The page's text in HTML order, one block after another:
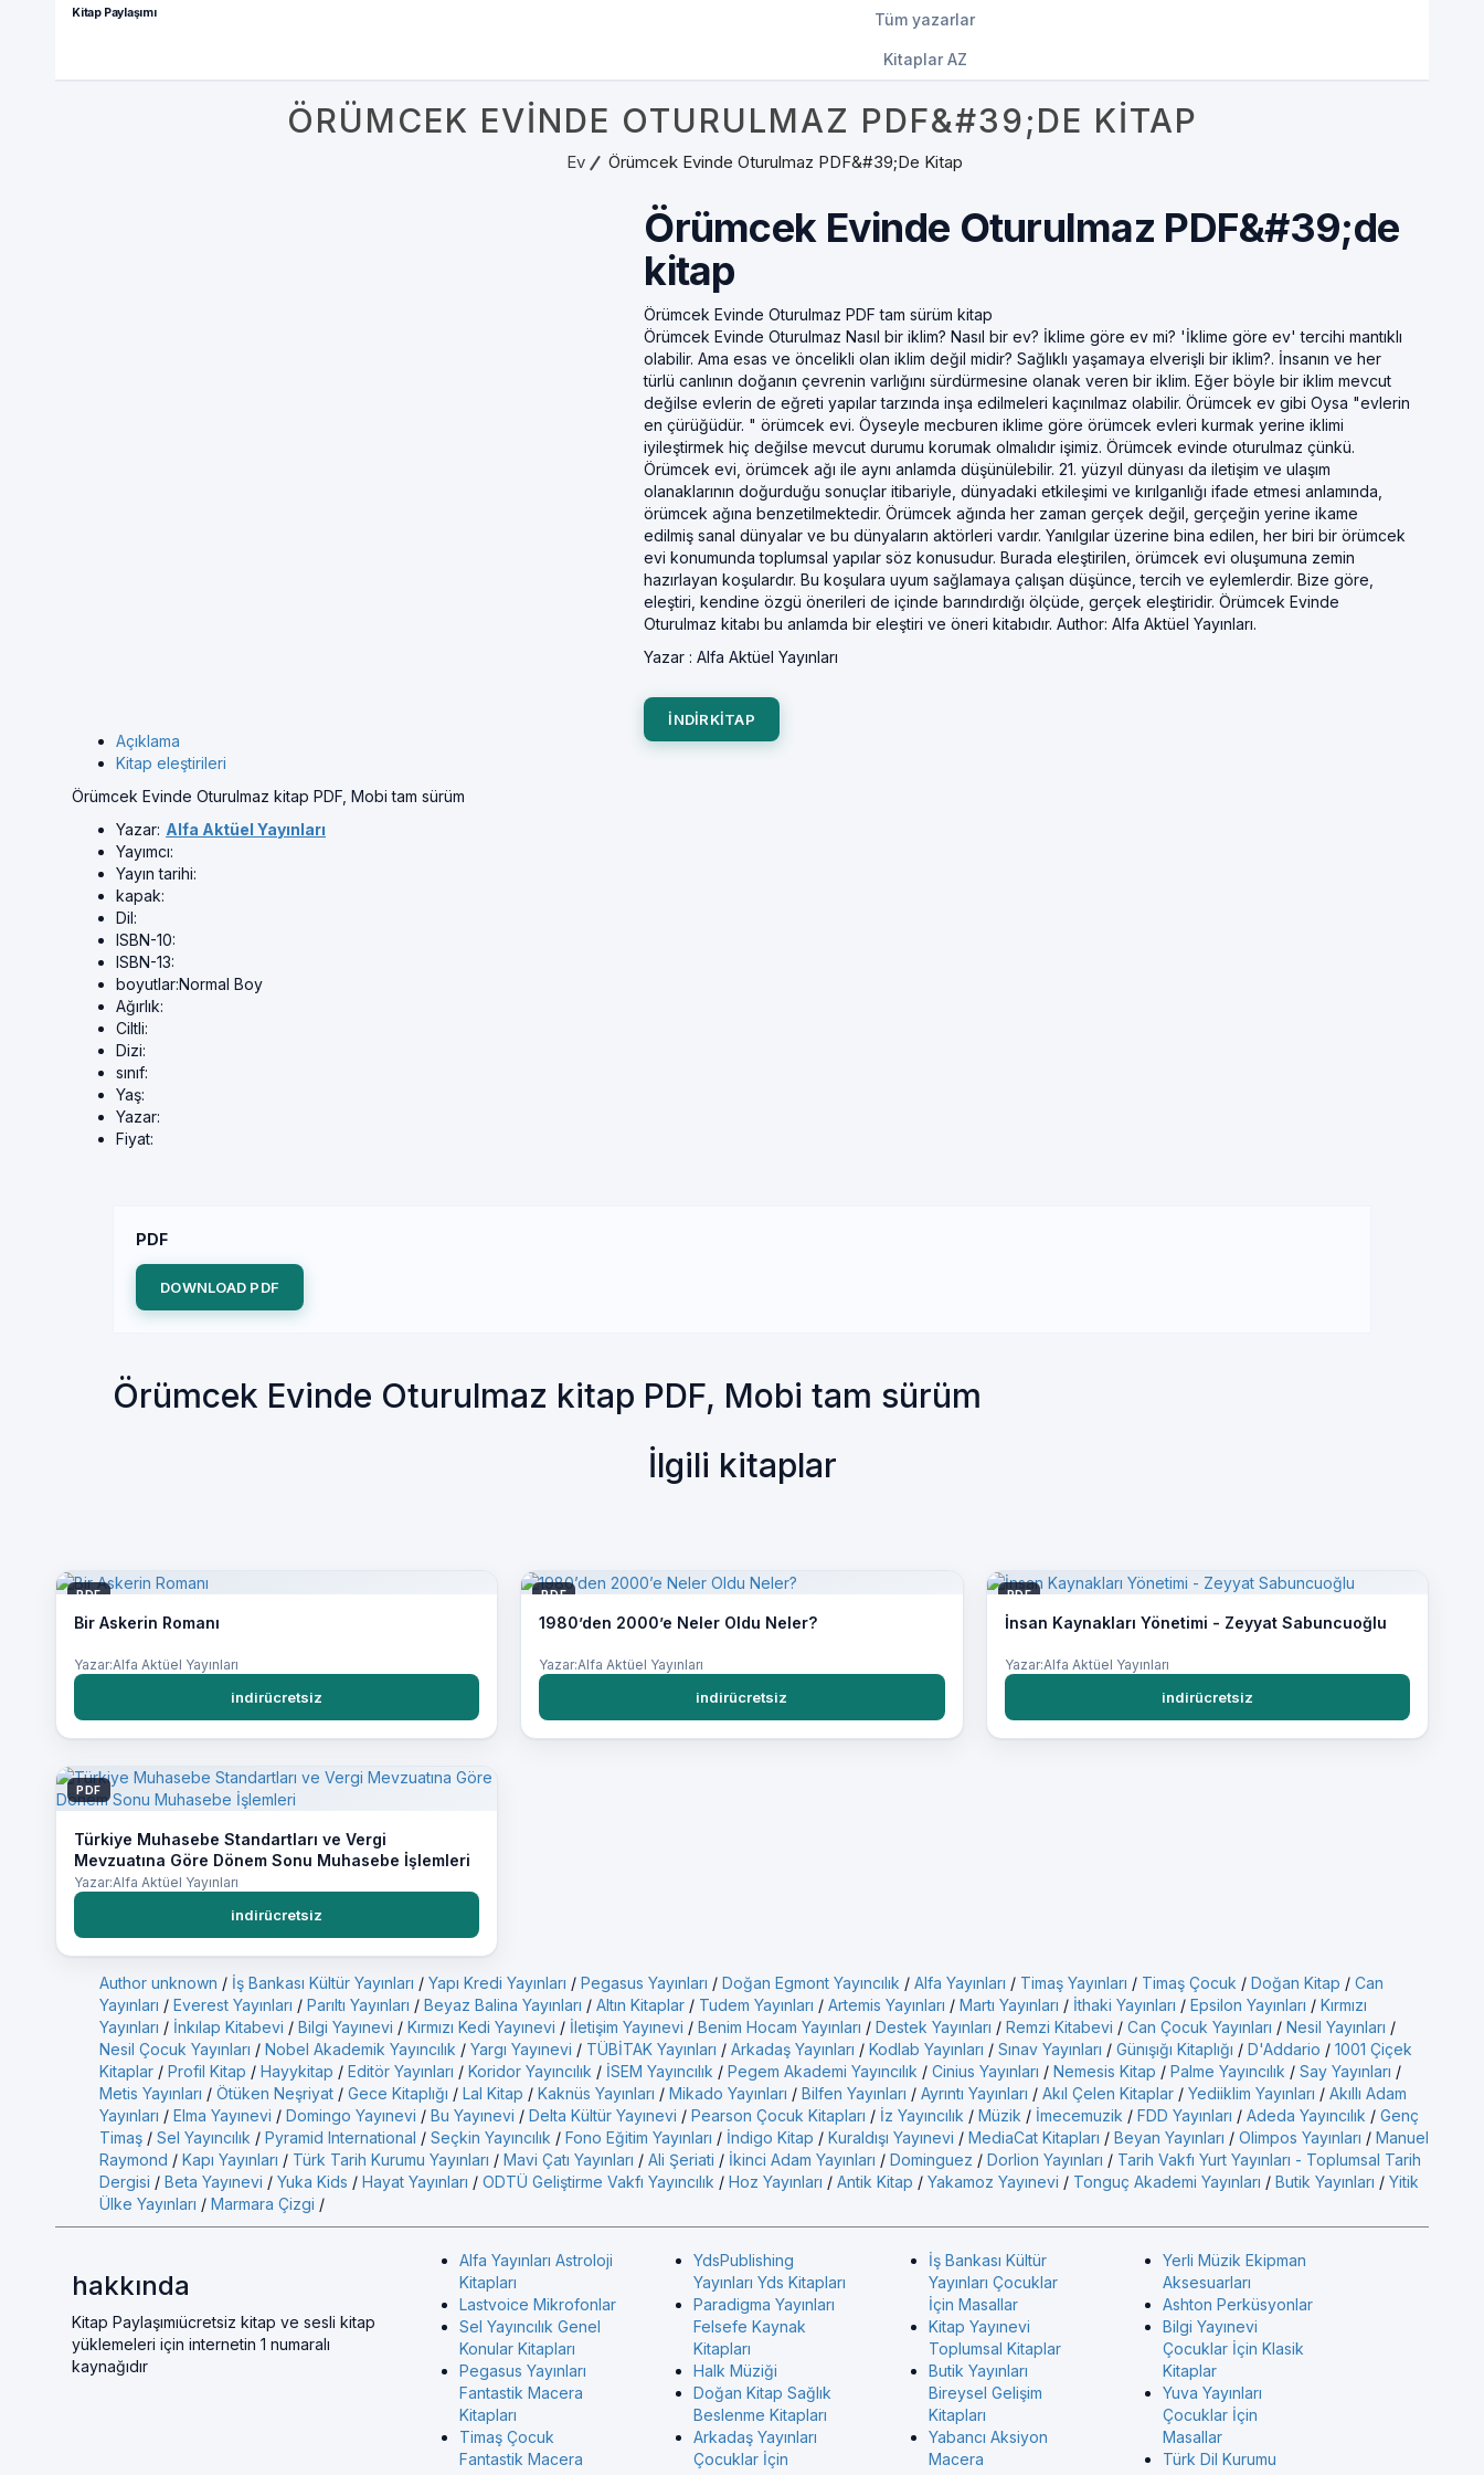
Kitap Paylaşımı Tüm yazarlar
Kitaplar AZ
ÖRÜMCEK EVINDE OTURULMAZ PDF&#39;DE KITAP
Ev Örümcek Evinde Oturulmaz PDF&#39;de Kitap
Örümcek Evinde Oturulmaz PDF&#39;de
kitap
Örümcek Evinde Oturulmaz PDF tam sürüm kitap
Örümcek Evinde Oturulmaz Nasıl bir iklim? Nasıl bir ev? İklime göre ev mi? 'İklime göre ev' tercihi mantıklı
olabilir. Ama esas ve öncelikli olan iklim değil midir? Sağlıklı yaşamaya elverişli bir iklim?. İnsanın ve her
türlü canlının doğanın çevrenin varlığını sürdürmesine olanak veren bir iklim. Eğer böyle bir iklim mevcut
değilse evlerin de eğreti yapılar tarzında inşa edilmeleri kaçınılmaz olabilir. Örümcek ev gibi Oysa "evlerin
en çürüğüdür. " örümcek evi. Öyseyle mecburen iklime göre örümcek evleri kurmak yerine iklimi
iyileştirmek hiç değilse mevcut durumu korumak olmalıdır işimiz. Örümcek evinde oturulmaz çünkü.
Örümcek evi, örümcek ağı ile aynı anlamda düşünülebilir. 21. yüzyıl dünyası da iletişim ve ulaşım
olanaklarının doğurduğu sonuçlar itibariyle, dünyadaki etkileşimi ve kırılganlığı ifade etmesi anlamında,
örümcek ağına benzetilmektedir. Örümcek ağında her zaman gerçek değil, gerçeğin yerine ikame
edilmiş sanal dünyalar ve bu dünyaların aktörleri vardır. Yanılgılar üzerine bina edilen, her biri bir örümcek
evi konumunda toplumsal yapılar söz konusudur. Burada eleştirilen, örümcek evi oluşumuna zemin
hazırlayan koşulardır. Bu koşulara uyum sağlamaya çalışan düşünce, tercih ve eylemlerdir. Bize göre,
eleştiri, kendine özgü önerileri de içinde barındırdığı ölçüde, gerçek eleştiridir. Örümcek Evinde
Oturulmaz kitabı bu anlamda bir eleştiri ve öneri kitabıdır. Author: Alfa Aktüel Yayınları.
Yazar :Alfa Aktüel Yayınları
INDIRKITAP
Açıklama
Kitap eleştirileri
Örümcek Evinde Oturulmaz kitap PDF, Mobi tam sürüm
Yazar: Alfa Aktüel Yayınları
Yayımcı:
Yayın tarihi:
kapak:
Dil:
ISBN-10:
ISBN-13:
boyutlar:Normal Boy
Ağırlık:
Ciltli:
Dizi:
sınıf:
Yaş:
Yazar:
Fiyat:
PDF
DOWNLOAD PDF
Örümcek Evinde Oturulmaz kitap PDF, Mobi tam sürüm
İlgili kitaplar
PDF
Bir Askerin Romanı
Yazar:Alfa Aktüel Yayınları
indirücretsiz
PDF
1980’den 2000’e Neler Oldu Neler?
Yazar:Alfa Aktüel Yayınları
indirücretsiz
PDF
İnsan Kaynakları Yönetimi - Zeyyat Sabuncuoğlu
Yazar:Alfa Aktüel Yayınları
indirücretsiz
PDF
Türkiye Muhasebe Standartları ve Vergi
Mevzuatına Göre Dönem Sonu Muhasebe İşlemleri
Yazar:Alfa Aktüel Yayınları
indirücretsiz
Author unknown / İş Bankası Kültür Yayınları / Yapı Kredi Yayınları / Pegasus Yayınları / Doğan Egmont Yayıncılık / Alfa Yayınları / Timaş Yayınları / Timaş Çocuk / Doğan Kitap / Can
Yayınları / Everest Yayınları / Parıltı Yayınları / Beyaz Balina Yayınları / Altın Kitaplar / Tudem Yayınları / Artemis Yayınları / Martı Yayınları / İthaki Yayınları / Epsilon Yayınları / Kırmızı
Yayınları / İnkılap Kitabevi / Bilgi Yayınevi / Kırmızı Kedi Yayınevi / İletişim Yayınevi / Benim Hocam Yayınları / Destek Yayınları / Remzi Kitabevi / Can Çocuk Yayınları / Nesil Yayınları /
Nesil Çocuk Yayınları / Nobel Akademik Yayıncılık / Yargı Yayınevi / TÜBİTAK Yayınları / Arkadaş Yayınları / Kodlab Yayınları / Sınav Yayınları / Günışığı Kitaplığı / D'Addario / 1001 Çiçek
Kitaplar / Profil Kitap / Hayykitap / Editör Yayınları / Koridor Yayıncılık / İSEM Yayıncılık / Pegem Akademi Yayıncılık / Cinius Yayınları / Nemesis Kitap / Palme Yayıncılık / Say Yayınları /
Metis Yayınları / Ötüken Neşriyat / Gece Kitaplığı / Lal Kitap / Kaknüs Yayınları / Mikado Yayınları / Bilfen Yayınları / Ayrıntı Yayınları / Akıl Çelen Kitaplar / Yediiklim Yayınları / Akıllı Adam
Yayınları / Elma Yayınevi / Domingo Yayınevi / Bu Yayınevi / Delta Kültür Yayınevi / Pearson Çocuk Kitapları / İz Yayıncılık / Müzik / İmecemuzik / FDD Yayınları / Adeda Yayıncılık / Genç
Timaş / Sel Yayıncılık / Pyramid International / Seçkin Yayıncılık / Fono Eğitim Yayınları / İndigo Kitap / Kuraldışı Yayınevi / MediaCat Kitapları / Beyan Yayınları / Olimpos Yayınları / Manuel
Raymond / Kapı Yayınları / Türk Tarih Kurumu Yayınları / Mavi Çatı Yayınları / Ali Şeriati / İkinci Adam Yayınları / Dominguez / Dorlion Yayınları / Tarih Vakfı Yurt Yayınları - Toplumsal Tarih
Dergisi / Beta Yayınevi / Yuka Kids / Hayat Yayınları / ODTÜ Geliştirme Vakfı Yayıncılık / Hoz Yayınları / Antik Kitap / Yakamoz Yayınevi / Tonguç Akademi Yayınları / Butik Yayınları / Yitik
Ülke Yayınları / Marmara Çizgi /
hakkında
Kitap Paylaşımıücretsiz kitap ve sesli kitap
yüklemeleri için internetin 1 numaralı
kaynağıdır
Alfa Yayınları Astroloji
Kitapları
Lastvoice Mikrofonlar
Sel Yayıncılık Genel
Konular Kitapları
Pegasus Yayınları
Fantastik Macera
Kitapları
Timaş Çocuk
Fantastik Macera
YdsPublishing
Yayınları Yds Kitapları
Paradigma Yayınları
Felsefe Kaynak
Kitapları
Halk Müziği
Doğan Kitap Sağlık
Beslenme Kitapları
Arkadaş Yayınları
Çocuklar İçin
İş Bankası Kültür
Yayınları Çocuklar
İçin Masallar
Kitap Yayınevi
Toplumsal Kitaplar
Butik Yayınları
Bireysel Gelişim
Kitapları
Yabancı Aksiyon
Macera
Yerli Müzik Ekipman
Aksesuarları
Ashton Perküsyonlar
Bilgi Yayınevi
Çocuklar İçin Klasik
Kitaplar
Yuva Yayınları
Çocuklar İçin
Masallar
Türk Dil Kurumu